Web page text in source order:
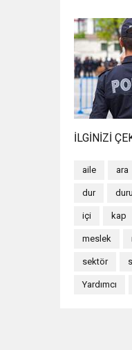
İLGİNİZİ
aile ara
dur duru
içi kap
meslek
sektör
Yardımcı